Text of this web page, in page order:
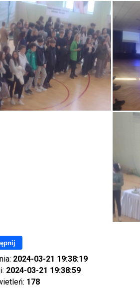
2024-03-21 19:38:19
2024-03-21 19:38:59
178